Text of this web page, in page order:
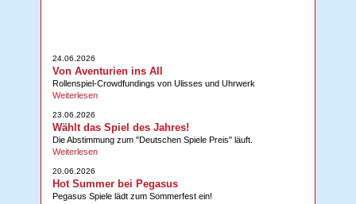
24.06.2026
Von Aventurien ins All
Rollenspiel-Crowdfundings von Ulisses und Uhrwerk
Weiterlesen
23.06.2026
Wählt das Spiel des Jahres!
Die Abstimmung zum "Deutschen Spiele Preis" läuft.
Weiterlesen
20.06.2026
Hot Summer bei Pegasus
Pegasus Spiele lädt zum Sommerfest ein!